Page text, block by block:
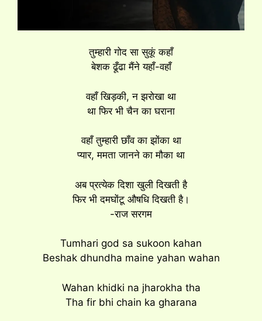
तुम्हारी गोद सा सुकूं कहाँ
बेशक ढूँढा मैंने यहाँ-वहाँ
वहाँ खिड़की, न झरोखा था
था फिर भी चैन का घराना
वहाँ तुम्हारी छॉंव का झोंका था
प्यार, ममता जानने का मौका था
अब प्रत्येक दिशा खुली दिखती है
फिर भी दमघोंटू औषधि दिखती है।
-राज सरगम
Tumhari god sa sukoon kahan
Beshak dhundha maine yahan wahan
Wahan khidki na jharokha tha
Tha fir bhi chain ka gharana